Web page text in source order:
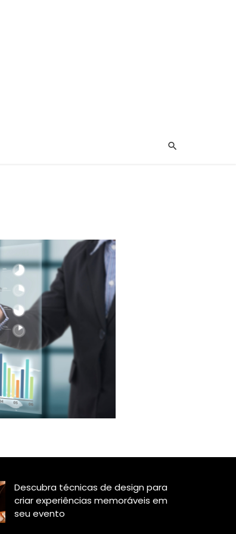
Descubra técnicas de design para
criar experiências memoráveis em
seu evento